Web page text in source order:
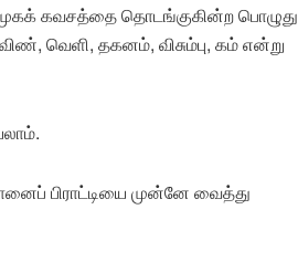
கவசத்தை தொடங்குகின்ற பொழுது
வெளி, தகனம், விசும்பு, கம் என்று
பிராட்டியை முன்னே வைத்து